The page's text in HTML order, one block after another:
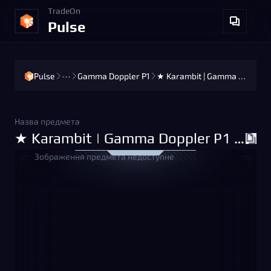
TradeOn
Pulse
Pulse ••• Gamma Doppler P1 ★ Karambit | Gamma Doppler P1 (Factory New)
Зображення предмета недоступне
Назва предмета
★ Karambit | Gamma Doppler P1 (Factory New)